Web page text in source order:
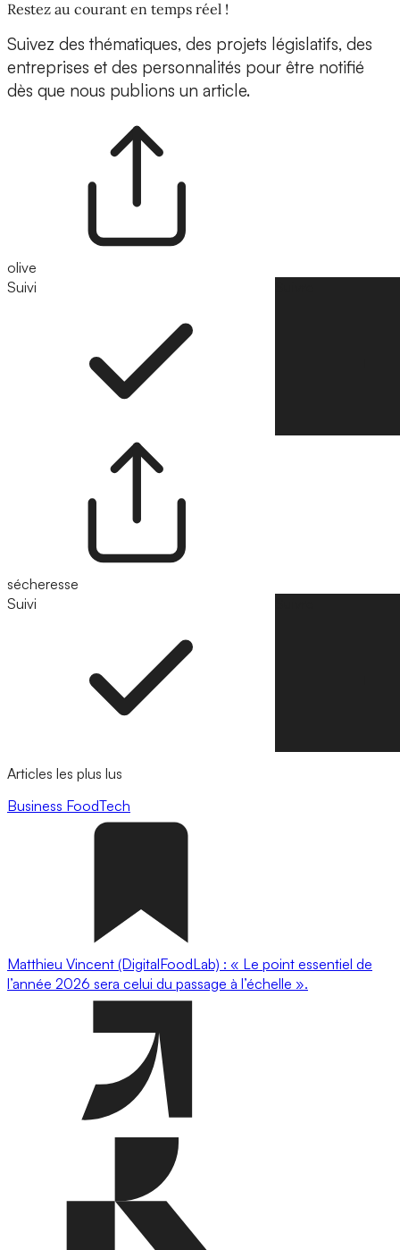
Restez au courant en temps réel !
Suivez des thématiques, des projets législatifs, des
entreprises et des personnalités pour être notifié
dès que nous publions un article.
olive
Suivi
sécheresse
Suivi
Articles les plus lus
Business FoodTech
Matthieu Vincent (DigitalFoodLab) : « Le point essentiel de
l’année 2026 sera celui du passage à l’échelle ».